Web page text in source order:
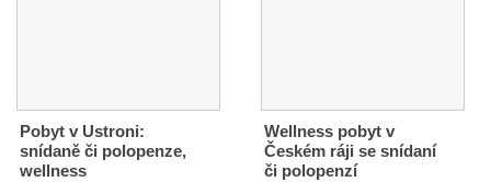
Pobyt v Ustroni:
snídaně či polopenze,
wellness
Wellness pobyt v
Českém ráji se snídaní
či polopenzí